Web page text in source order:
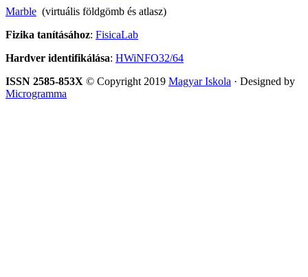
Marble (virtuális földgömb és atlasz)
Fizika tanításához: FisicaLab
Hardver identifikálása: HWiNFO32/64
ISSN 2585-853X © Copyright 2019 Magyar Iskola · Designed by
Microgramma